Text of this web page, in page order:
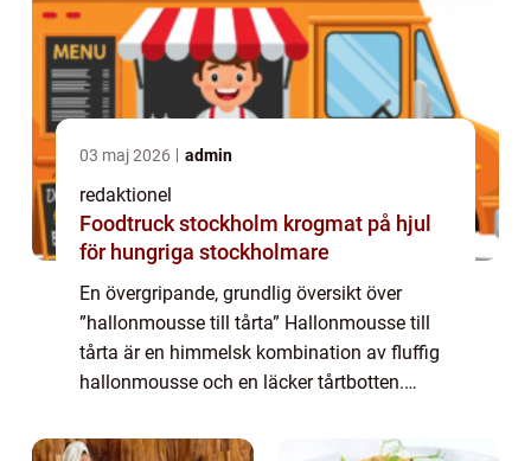
03 maj 2026 admin
redaktionel
Foodtruck stockholm krogmat på hjul
för hungriga stockholmare
En övergripande, grundlig översikt över
”hallonmousse till tårta” Hallonmousse till
tårta är en himmelsk kombination av fluffig
hallonmousse och en läcker tårtbotten.
dryckesentusiaster som äls...